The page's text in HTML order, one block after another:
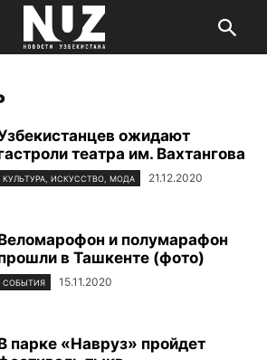
ожидают
театра им. Вахтангова
КУЛЬТУРА, ИСКУССТВО, МОДА 21.12.2020
и полумарафон
в Ташкенте (фото)
СОБЫТИЯ 15.11.2020
парке «Навруз» пройдет